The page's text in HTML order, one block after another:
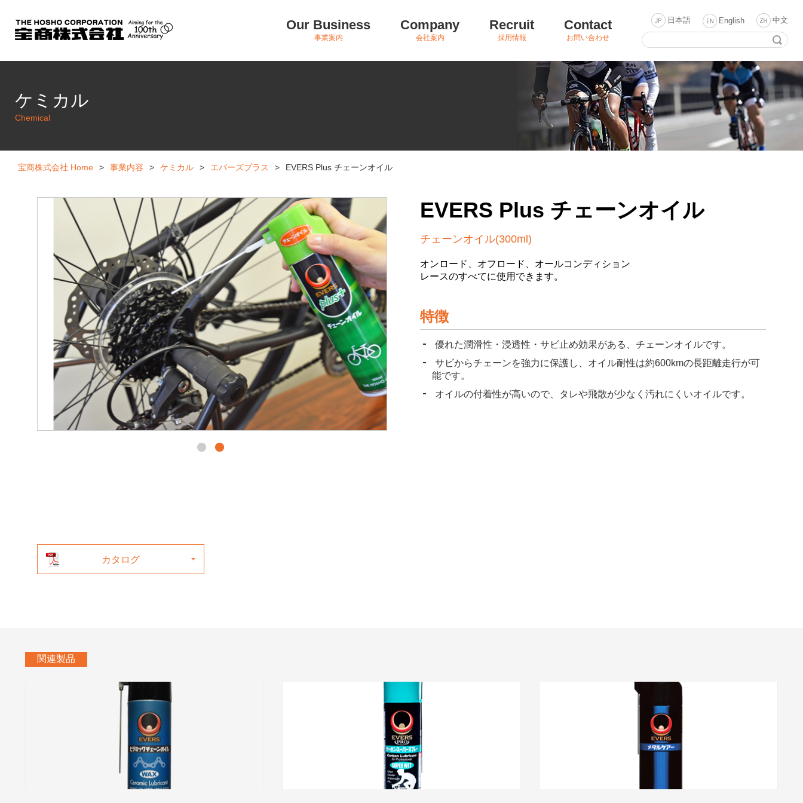
Our Business
事業案内
Company
会社案内
Recruit
採用情報
Contact
お問い合わせ
日本語 English 中文
ケミカル
Chemical
宝商株式会社 Home > 事業内容 > ケミカル > エバーズプラス > EVERS Plus チェーンオイル
EVERS Plus チェーンオイル
チェーンオイル(300ml)
オンロード、オフロード、オールコンディション
レースのすべてに使用できます。
特徴
優れた潤滑性・浸透性・サビ止め効果がある、チェーンオイルです。
サビからチェーンを強力に保護し、オイル耐性は約600kmの長距離走行が可
能です。
オイルの付着性が高いので、タレや飛散が少なく汚れにくいオイルです。
カタログ
関連製品